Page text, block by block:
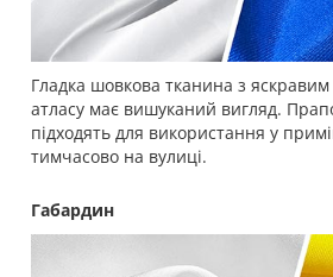
Гладка шовкова тканина з
атласу має вишуканий вигляд.
підходять для використання у
тимчасово на вулиці.
Габардин